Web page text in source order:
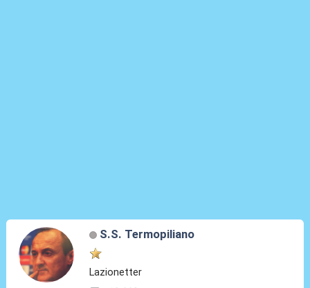
S.S. Termopiliano
Lazionetter